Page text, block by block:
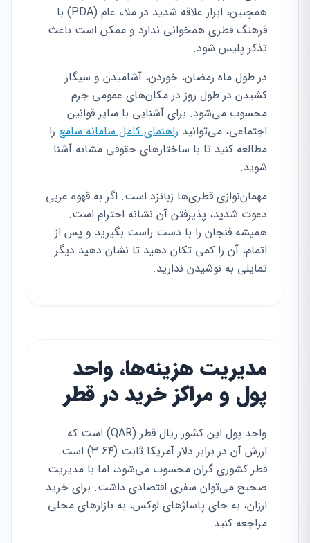
همچنین، ابراز علاقه شدید در ملاء عام (PDA) با
فرهنگ قطری همخوانی ندارد و ممکن است باعث
تذکر پلیس شود.
در طول ماه رمضان، خوردن، آشامیدن و سیگار
کشیدن در طول روز در مکان‌های عمومی جرم
محسوب می‌شود. برای آشنایی با سایر قوانین
اجتماعی، می‌توانید راهنمای کامل سامانه سامع را
مطالعه کنید تا با ساختارهای حقوقی مشابه آشنا
شوید.
مهمان‌نوازی قطری‌ها زبانزد است. اگر به قهوه عربی
دعوت شدید، پذیرفتن آن نشانه احترام است.
همیشه فنجان را با دست راست بگیرید و پس از
اتمام، آن را کمی تکان دهید تا نشان دهید دیگر
تمایلی به نوشیدن ندارید.
مدیریت هزینه‌ها، واحد
پول و مراکز خرید در قطر
واحد پول این کشور ریال قطر (QAR) است که
ارزش آن در برابر دلار آمریکا ثابت (۳.۶۴) است.
قطر کشوری گران محسوب می‌شود، اما با مدیریت
صحیح می‌توان سفری اقتصادی داشت. برای خرید
ارزان، به جای پاساژهای لوکس، به بازارهای محلی
مراجعه کنید.